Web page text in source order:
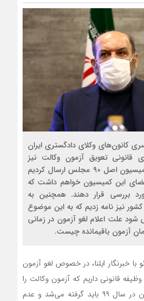
کانون‌های وکلای دادگستری ایران
تعویق آزمون وکالت نیز
گفت: گزارشی به کمیسیون اصل ۹۰ مجلس ارسال کردیم
این کمیسیون خواهم داشت که
بررسی قرار دهند. همچنین به
نیز نامه زدیم که به این موضوع
علت اعلام لغو آزمون در زمانی
آزمون باقیمانده چیست.
خبرنگار ایلنا، در خصوص لغو آزمون
قانونی داریم که آزمون وکالت را
برگزار کنیم؛ این آزمون در سال ۹۹ باید گرفته می‌شد و عدم